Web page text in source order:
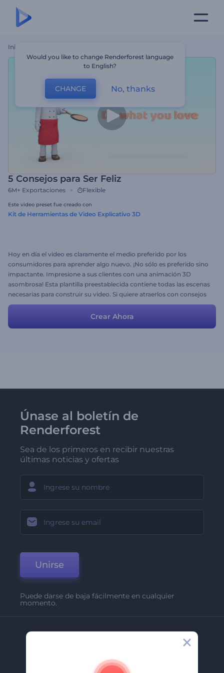
Inicio
5 Consejos para Ser Feliz
6M+ Exportaciones Flexible
Este video preset fue creado con
Kit de Herramientas de Video Explicativo 3D
Hoy en día el video es claramente el medio preferido por los
consumidores para aprender algo nuevo. ¡No sólo es preferido sino
impactante. Impresione a sus clientes con una animación 3D
asombrosa! Esta plantilla preestablecida contiene todas las escenas
necesarias para construir su video. Si quiere atraerlos con consejos
útiles, esta historia preestablecida es lo que necesita. ¡Ajústela a sus
necesidades e impulse la atracción de su página fácilmente!
Crear Ahora
Únase al boletín de
Renderforest
Sea de los primeros en recibir nuestras
últimas noticias y ofertas
Unirse
Puede darse de baja fácilmente en cualquier
momento.
Would you like to change Renderforest language
to English?
CHANGE No, thanks